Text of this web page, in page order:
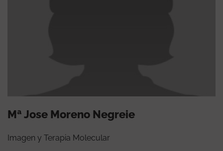
Mª Jose Moreno Negreie
Imagen y Terapia Molecular